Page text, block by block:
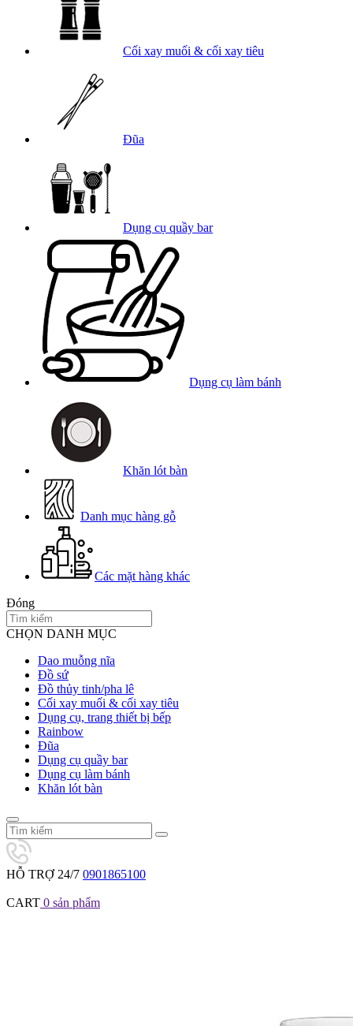
Cối xay muối & cối xay tiêu
Đũa
Dụng cụ quầy bar
Dụng cụ làm bánh
Khăn lót bàn
Danh mục hàng gỗ
Các mặt hàng khác
Đóng
CHỌN DANH MỤC
Dao muỗng nĩa
Đồ sứ
Đồ thủy tinh/pha lê
Cối xay muối & cối xay tiêu
Dụng cụ, trang thiết bị bếp
Rainbow
Đũa
Dụng cụ quầy bar
Dụng cụ làm bánh
Khăn lót bàn
HỖ TRỢ 24/7 0901865100
CART 0 sản phẩm